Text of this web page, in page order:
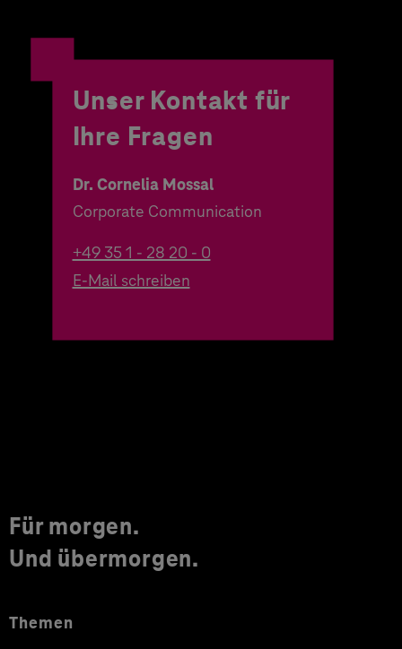
Unser Kontakt für
Ihre Fragen
Dr. Cornelia Mossal
Corporate Communication
+49 35 1 - 28 20 - 0
E-Mail schreiben
Für morgen.
Und übermorgen.
Themen